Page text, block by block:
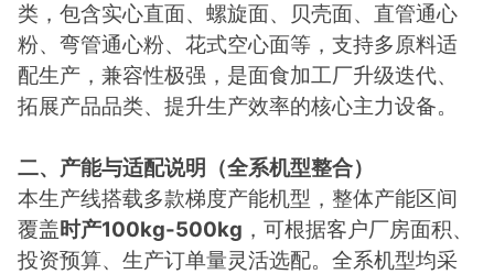
类，包含实心直面、螺旋面、贝壳面、直管通心
粉、弯管通心粉、花式空心面等，支持多原料适
配生产，兼容性极强，是面食加工厂升级迭代、
拓展产品品类、提升生产效率的核心主力设备。
二、产能与适配说明（全系机型整合）
本生产线搭载多款梯度产能机型，整体产能区间
覆盖时产100kg-500kg ，可根据客户厂房面积、
投资预算、生产订单量灵活选配。全系机型均采